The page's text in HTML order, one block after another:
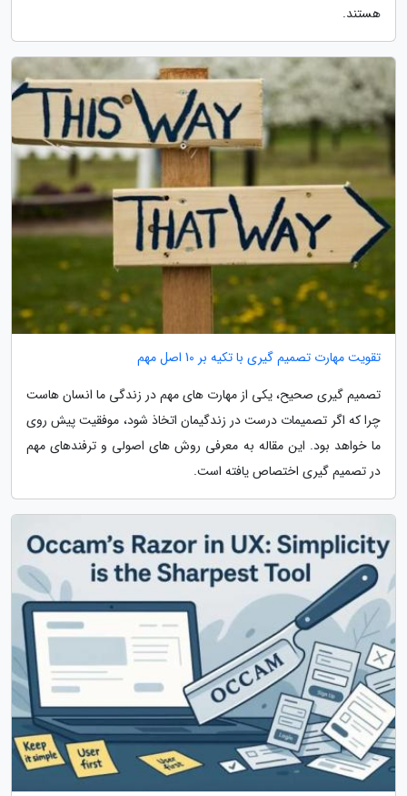
هستند.
تقویت مهارت تصمیم گیری با تکیه بر 10 اصل مهم
تصمیم گیری صحیح، یکی از مهارت های مهم در زندگی ما انسان هاست
چرا که اگر تصمیمات درست در زندگیمان اتخاذ شود، موفقیت پیش روی
ما خواهد بود. این مقاله به معرفی روش های اصولی و ترفندهای مهم
در تصمیم گیری اختصاص یافته است.